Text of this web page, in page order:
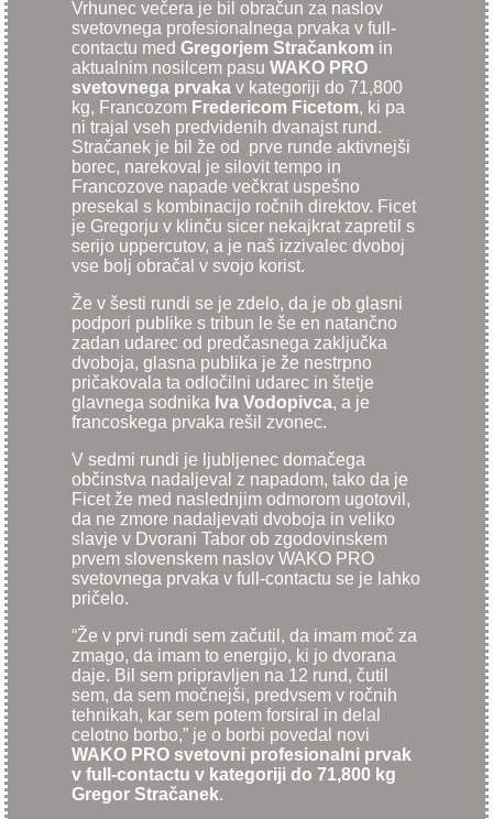
Vrhunec večera je bil obračun za naslov
svetovnega profesionalnega prvaka v full-
contactu med Gregorjem Stračankom in
aktualnim nosilcem pasu WAKO PRO
svetovnega prvaka v kategoriji do 71,800
kg, Francozom Fredericom Ficetom, ki pa
ni trajal vseh predvidenih dvanajst rund.
Stračanek je bil že od prve runde aktivnejši
borec, narekoval je silovit tempo in
Francozove napade večkrat uspešno
presekal s kombinacijo ročnih direktov. Ficet
je Gregorju v klinču sicer nekajkrat zapretil s
serijo uppercutov, a je naš izzivalec dvoboj
vse bolj obračal v svojo korist.
Že v šesti rundi se je zdelo, da je ob glasni
podpori publike s tribun le še en natančno
zadan udarec od predčasnega zaključka
dvoboja, glasna publika je že nestrpno
pričakovala ta odločilni udarec in štetje
glavnega sodnika Iva Vodopivca, a je
francoskega prvaka rešil zvonec.
V sedmi rundi je ljubljenec domačega
občinstva nadaljeval z napadom, tako da je
Ficet že med naslednjim odmorom ugotovil,
da ne zmore nadaljevati dvoboja in veliko
slavje v Dvorani Tabor ob zgodovinskem
prvem slovenskem naslov WAKO PRO
svetovnega prvaka v full-contactu se je lahko
pričelo.
“Že v prvi rundi sem začutil, da imam moč za
zmago, da imam to energijo, ki jo dvorana
daje. Bil sem pripravljen na 12 rund, čutil
sem, da sem močnejši, predvsem v ročnih
tehnikah, kar sem potem forsiral in delal
celotno borbo,” je o borbi povedal novi
WAKO PRO svetovni profesionalni prvak
v full-contactu v kategoriji do 71,800 kg
Gregor Stračanek.